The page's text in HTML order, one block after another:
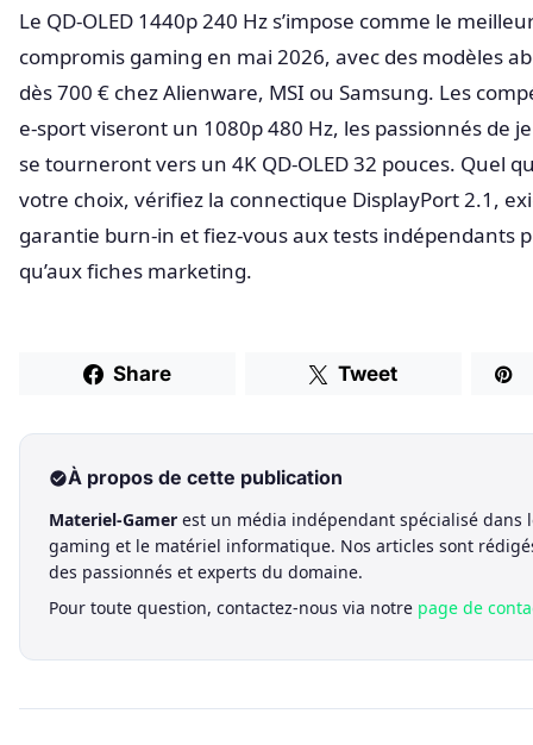
Le QD-OLED 1440p 240 Hz s’impose comme le
compromis gaming en mai 2026, avec des modèles
dès 700 € chez Alienware, MSI ou Samsung. Les
e-sport viseront un 1080p 480 Hz, les passionnés de
se tourneront vers un 4K QD-OLED 32 pouces. Quel
votre choix, vérifiez la connectique DisplayPort 2.1,
garantie burn-in et fiez-vous aux tests indépendants
qu’aux fiches marketing.
Share Tweet
À propos de cette publication
Materiel-Gamer est un média indépendant spécialisé dans
gaming et le matériel informatique. Nos articles sont
des passionnés et experts du domaine.
Pour toute question, contactez-nous via notre page de